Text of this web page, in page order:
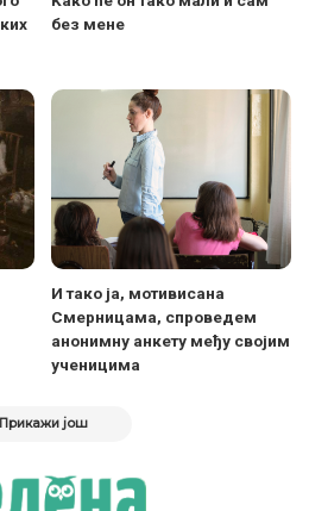
без мене
И тако ја, мотивисана
Смерницама, спроведем
анонимну анкету међу својим
ученицима
Прикажи још